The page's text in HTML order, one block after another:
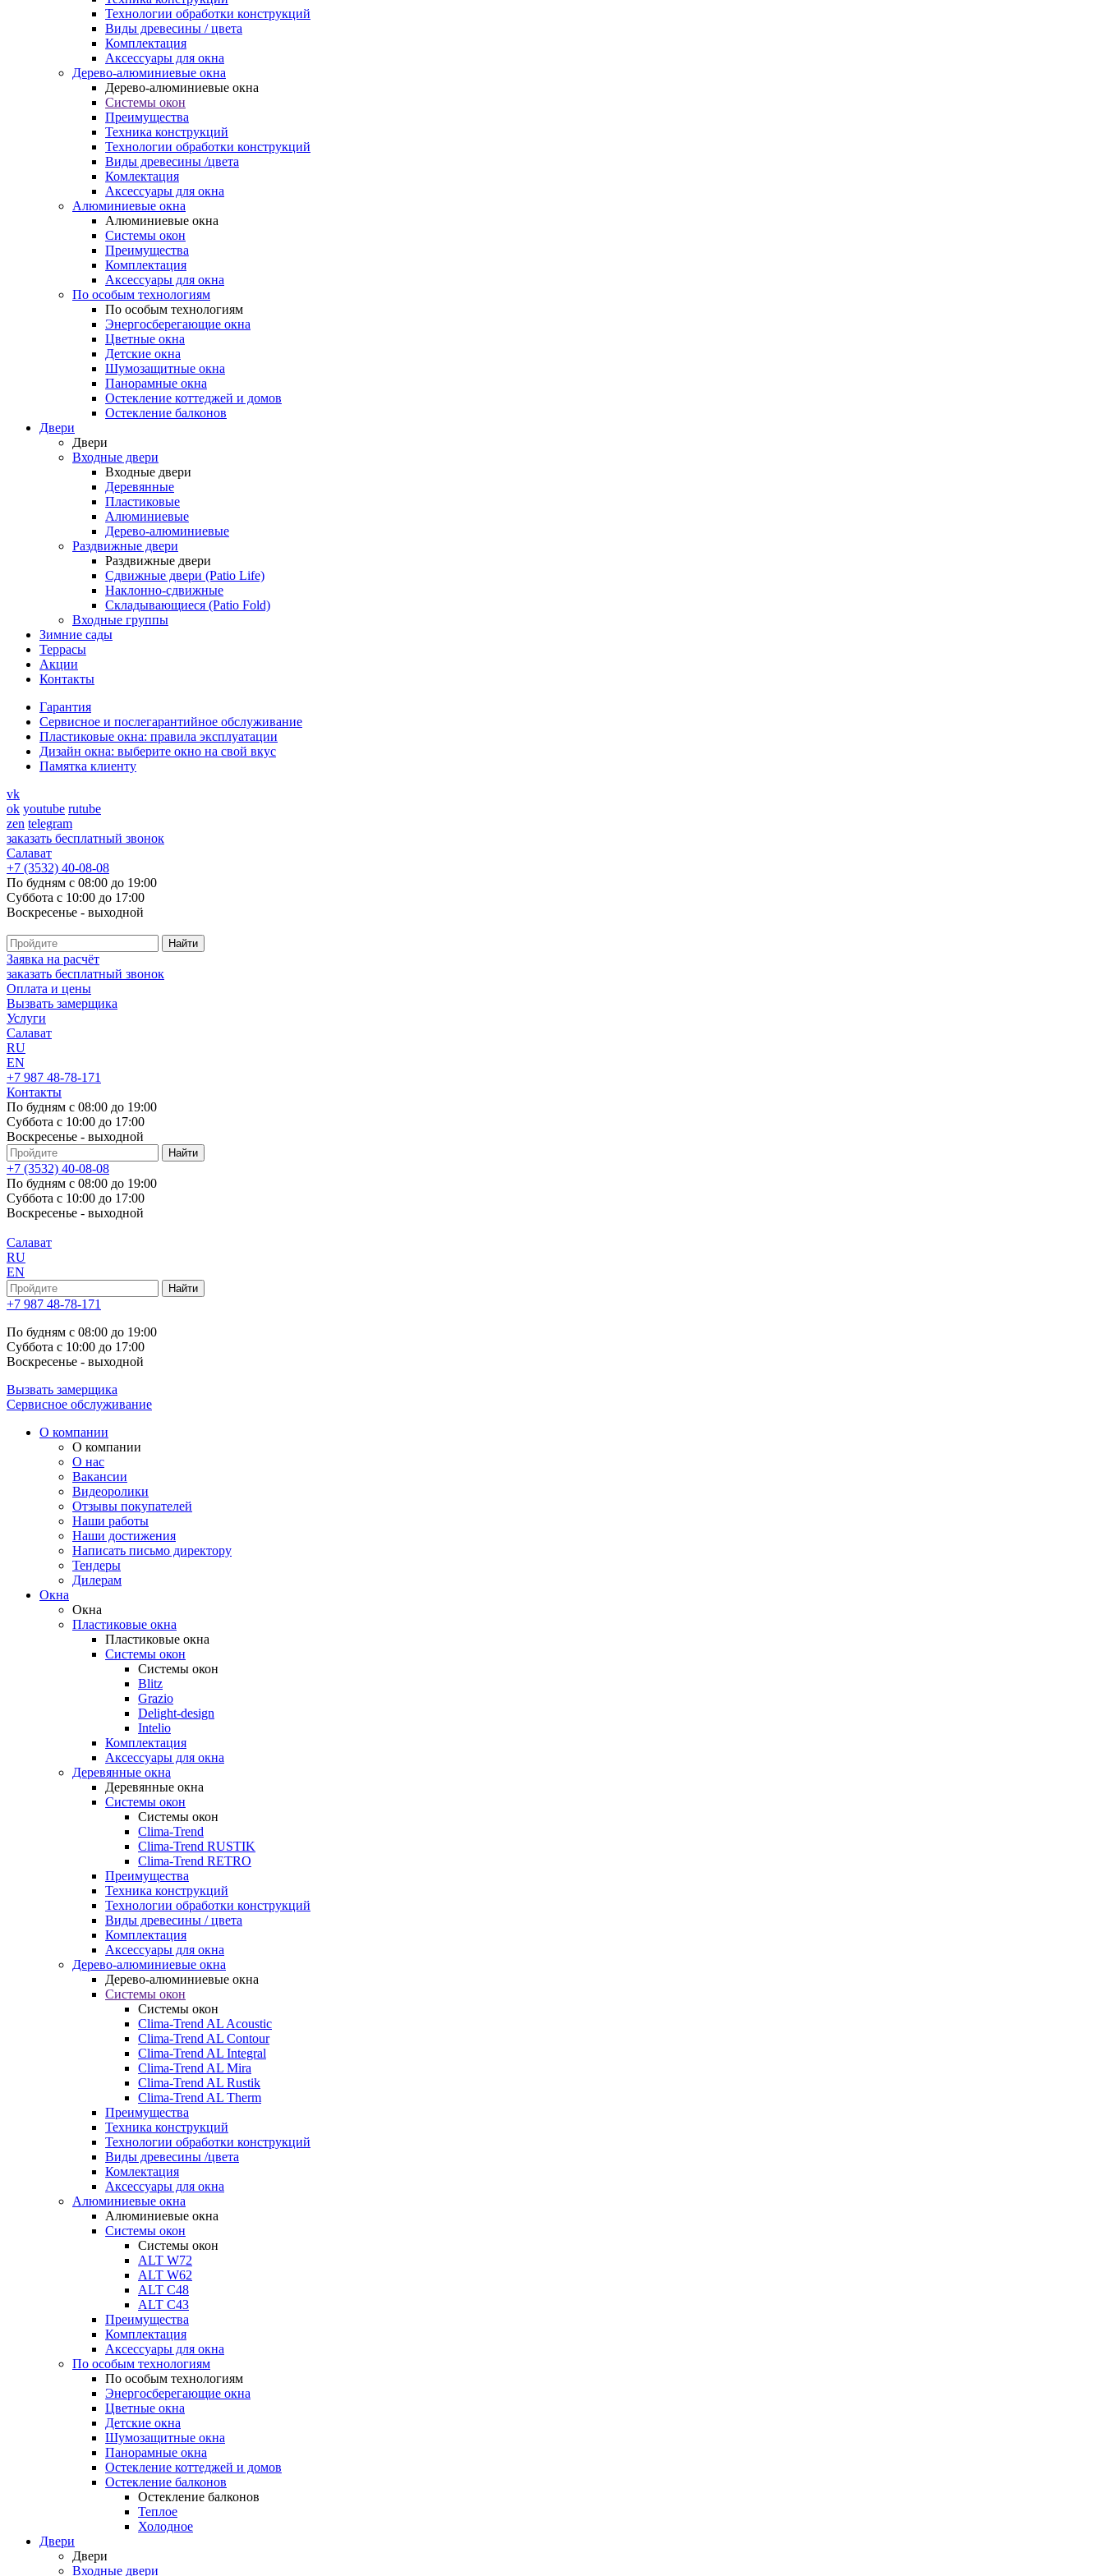
Технологии обработки конструкций
Виды древесины / цвета
Комплектация
Аксессуары для окна
Дерево-алюминиевые окна
Дерево-алюминиевые окна
Системы окон
Преимущества
Техника конструкций
Технологии обработки конструкций
Виды древесины /цвета
Комлектация
Аксессуары для окна
Алюминиевые окна
Алюминиевые окна
Системы окон
Преимущества
Комплектация
Аксессуары для окна
По особым технологиям
По особым технологиям
Энергосберегающие окна
Цветные окна
Детские окна
Шумозащитные окна
Панорамные окна
Остекление коттеджей и домов
Остекление балконов
Двери
Двери
Входные двери
Входные двери
Деревянные
Пластиковые
Алюминиевые
Дерево-алюминиевые
Раздвижные двери
Раздвижные двери
Сдвижные двери (Patio Life)
Наклонно-сдвижные
Складывающиеся (Patio Fold)
Входные группы
Зимние сады
Террасы
Акции
Контакты
Гарантия
Cервисное и послегарантийное обслуживание
Пластиковые окна: правила эксплуатации
Дизайн окна: выберите окно на свой вкус
Памятка клиенту
vk
ok youtube rutube
zen telegram
заказать бесплатный звонок
Салават
+7 (3532) 40-08-08
По будням с 08:00 до 19:00
Суббота с 10:00 до 17:00
Воскресенье - выходной
Заявка на расчёт
заказать бесплатный звонок
Оплата и цены
Вызвать замерщика
Услуги
Салават
RU
EN
+7 987 48-78-171
Контакты
По будням с 08:00 до 19:00
Суббота с 10:00 до 17:00
Воскресенье - выходной
+7 (3532) 40-08-08
По будням с 08:00 до 19:00
Суббота с 10:00 до 17:00
Воскресенье - выходной
Салават
RU
EN
+7 987 48-78-171
По будням с 08:00 до 19:00
Суббота с 10:00 до 17:00
Воскресенье - выходной
Вызвать замерщика
Сервисное обслуживание
О компании
О компании
О нас
Вакансии
Видеоролики
Отзывы покупателей
Наши работы
Наши достижения
Написать письмо директору
Тендеры
Дилерам
Окна
Окна
Пластиковые окна
Пластиковые окна
Системы окон
Системы окон
Blitz
Grazio
Delight-design
Intelio
Комплектация
Аксессуары для окна
Деревянные окна
Деревянные окна
Системы окон
Системы окон
Clima-Trend
Clima-Trend RUSTIK
Clima-Trend RETRO
Преимущества
Техника конструкций
Технологии обработки конструкций
Виды древесины / цвета
Комплектация
Аксессуары для окна
Дерево-алюминиевые окна
Дерево-алюминиевые окна
Системы окон
Системы окон
Clima-Trend AL Acoustic
Clima-Trend AL Contour
Clima-Trend AL Integral
Clima-Trend AL Mira
Clima-Trend AL Rustik
Clima-Trend AL Therm
Преимущества
Техника конструкций
Технологии обработки конструкций
Виды древесины /цвета
Комлектация
Аксессуары для окна
Алюминиевые окна
Алюминиевые окна
Системы окон
Системы окон
ALT W72
ALT W62
ALT С48
ALT С43
Преимущества
Комплектация
Аксессуары для окна
По особым технологиям
По особым технологиям
Энергосберегающие окна
Цветные окна
Детские окна
Шумозащитные окна
Панорамные окна
Остекление коттеджей и домов
Остекление балконов
Остекление балконов
Теплое
Холодное
Двери
Двери
Входные двери